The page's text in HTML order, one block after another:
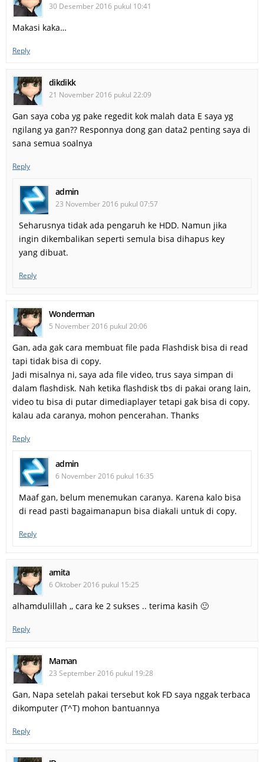
30 Desember 2016 pukul 10:41
Makasi kaka…
Reply
dikdikk
21 November 2016 pukul 22:09
Gan saya coba yg pake regedit kok malah data E saya yg
ngilang ya gan?? Responnya dong gan data2 penting saya di
sana semua soalnya
Reply
admin
23 November 2016 pukul 07:57
Seharusnya tidak ada pengaruh ke HDD. Namun jika
ingin dikembalikan seperti semula bisa dihapus key
yang dibuat.
Reply
Wonderman
5 November 2016 pukul 20:06
Gan, ada gak cara membuat file pada Flashdisk bisa di read
tapi tidak bisa di copy.
Jadi misalnya ni, saya ada file video, trus saya simpan di
dalam flashdisk. Nah ketika flashdisk tbs di pakai orang lain,
video tu bisa di putar dimediaplayer tetapi gak bisa di copy.
kalau ada caranya, mohon pencerahan. Thanks
Reply
admin
6 November 2016 pukul 16:35
Maaf gan, belum menemukan caranya. Karena kalo bisa
di read pasti bagaimanapun bisa diakali untuk di copy.
Reply
amita
6 Oktober 2016 pukul 15:25
alhamdulillah ,, cara ke 2 sukses .. terima kasih 🙂
Reply
Maman
23 September 2016 pukul 19:28
Gan, Napa setelah pakai tersebut kok FD saya nggak terbaca
dikomputer (T^T) mohon bantuannya
Reply